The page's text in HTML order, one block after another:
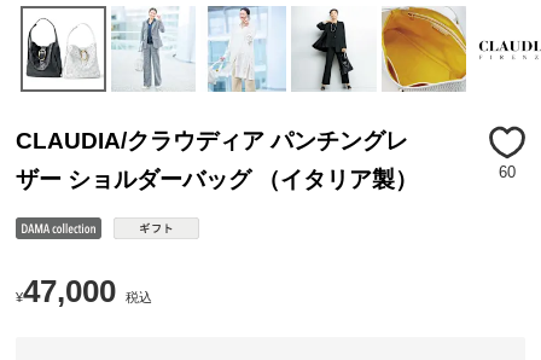
CLAUDIA/クラウディア パンチングレ
ザー ショルダーバッグ （イタリア製）
60
¥47,000 税込